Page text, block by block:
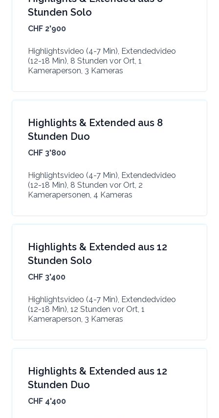
Stunden Solo
CHF 2'900
Highlightsvideo (4-7 Min), Extendedvideo
(12-18 Min), 8 Stunden vor Ort, 1
Kameraperson, 3 Kameras
Highlights & Extended aus 8
Stunden Duo
CHF 3'800
Highlightsvideo (4-7 Min), Extendedvideo
(12-18 Min), 8 Stunden vor Ort, 2
Kamerapersonen, 4 Kameras
Highlights & Extended aus 12
Stunden Solo
CHF 3'400
Highlightsvideo (4-7 Min), Extendedvideo
(12-18 Min), 12 Stunden vor Ort, 1
Kameraperson, 3 Kameras
Highlights & Extended aus 12
Stunden Duo
CHF 4'400